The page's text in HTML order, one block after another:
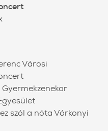
Városi
szól a nóta Várkonyi